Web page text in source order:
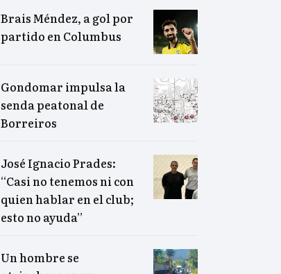
Brais Méndez, a gol por
partido en Columbus
Gondomar impulsa la
senda peatonal de
Borreiros
José Ignacio Prades:
“Casi no tenemos ni con
quien hablar en el club;
esto no ayuda”
Un hombre se